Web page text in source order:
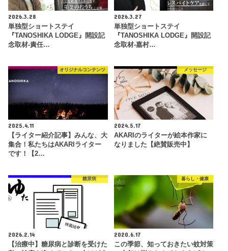
2026.3.28
単独型ショートステイ
『TANOSHIKA LODGE』開設記
念取材-責任…
2026.3.27
単独型ショートステイ
『TANOSHIKA LODGE』開設記
念取材-嘉村…
オリジナルコンテンツ
2025.4.11
【ライター紹介記事】みんな、大
集合！私たちはAKARIライター
です！【2…
メッセージ
2024.5.17
AKARIのライターが絵本作家に
なりました【絶賛販売中】
糖尿病
2026.2.14
【治療中】糖尿病と診断を受けた
暮らし・健康
2020.6.17
この季節、知っておきたい蚊対策